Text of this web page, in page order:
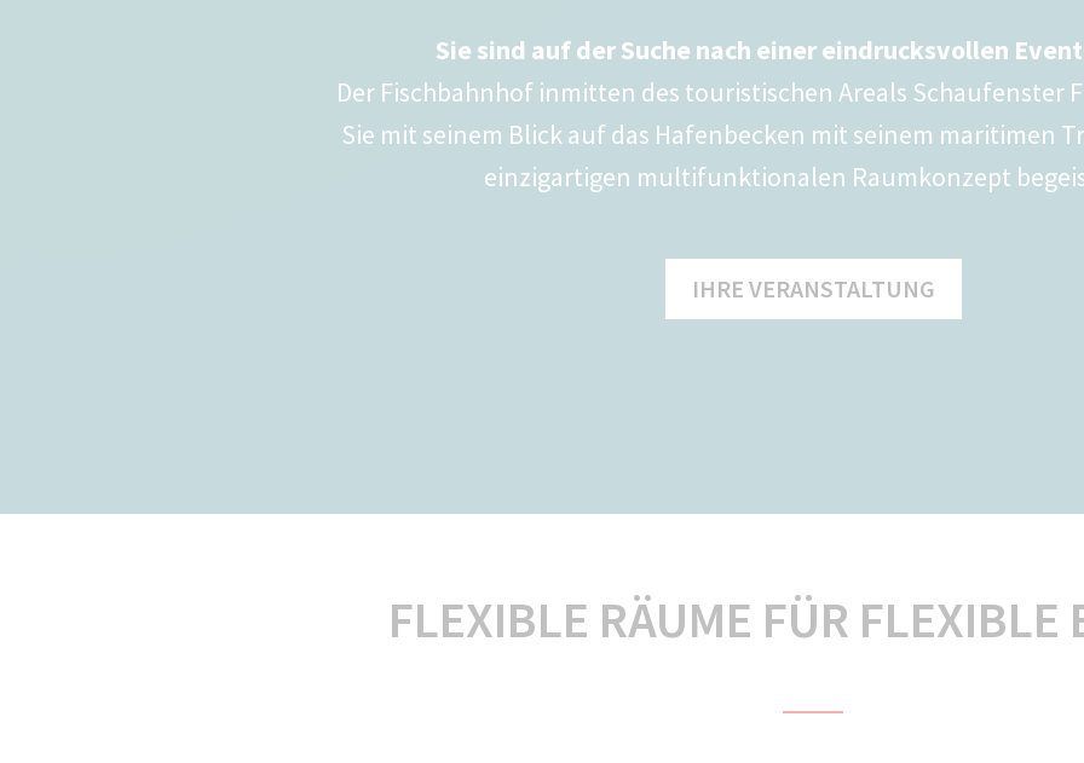
Sie sind auf der Suche nach einer eindrucksvollen
Der Fischbahnhof inmitten des touristischen Areals Schaufenster
Sie mit seinem Blick auf das Hafenbecken mit seinem maritimen
einzigartigen multifunktionalen Raumkonzept
IHRE VERANSTALTUNG
FLEXIBLE RÄUME FÜR FLEXIBLE